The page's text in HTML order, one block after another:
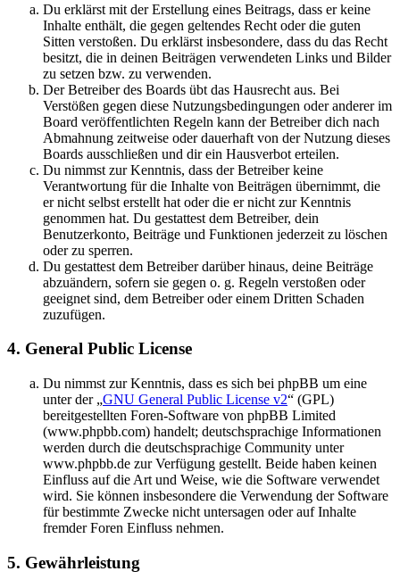
Du erklärst mit der Erstellung eines Beitrags, dass er keine
Inhalte enthält, die gegen geltendes Recht oder die guten
Sitten verstoßen. Du erklärst insbesondere, dass du das Recht
besitzt, die in deinen Beiträgen verwendeten Links und Bilder
zu setzen bzw. zu verwenden.
Der Betreiber des Boards übt das Hausrecht aus. Bei
Verstößen gegen diese Nutzungsbedingungen oder anderer im
Board veröffentlichten Regeln kann der Betreiber dich nach
Abmahnung zeitweise oder dauerhaft von der Nutzung dieses
Boards ausschließen und dir ein Hausverbot erteilen.
Du nimmst zur Kenntnis, dass der Betreiber keine
Verantwortung für die Inhalte von Beiträgen übernimmt, die
er nicht selbst erstellt hat oder die er nicht zur Kenntnis
genommen hat. Du gestattest dem Betreiber, dein
Benutzerkonto, Beiträge und Funktionen jederzeit zu löschen
oder zu sperren.
Du gestattest dem Betreiber darüber hinaus, deine Beiträge
abzuändern, sofern sie gegen o. g. Regeln verstoßen oder
geeignet sind, dem Betreiber oder einem Dritten Schaden
zuzufügen.
4. General Public License
Du nimmst zur Kenntnis, dass es sich bei phpBB um eine
unter der „GNU General Public License v2“ (GPL)
bereitgestellten Foren-Software von phpBB Limited
(www.phpbb.com) handelt; deutschsprachige Informationen
werden durch die deutschsprachige Community unter
www.phpbb.de zur Verfügung gestellt. Beide haben keinen
Einfluss auf die Art und Weise, wie die Software verwendet
wird. Sie können insbesondere die Verwendung der Software
für bestimmte Zwecke nicht untersagen oder auf Inhalte
fremder Foren Einfluss nehmen.
5. Gewährleistung